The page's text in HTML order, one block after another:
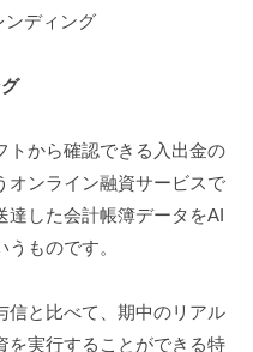
ディング
トから確認できる入出金の
オンライン融資サービスで
達した会計帳簿データをAI
ものです。
信と比べて、期中のリアル
を実行することができる特